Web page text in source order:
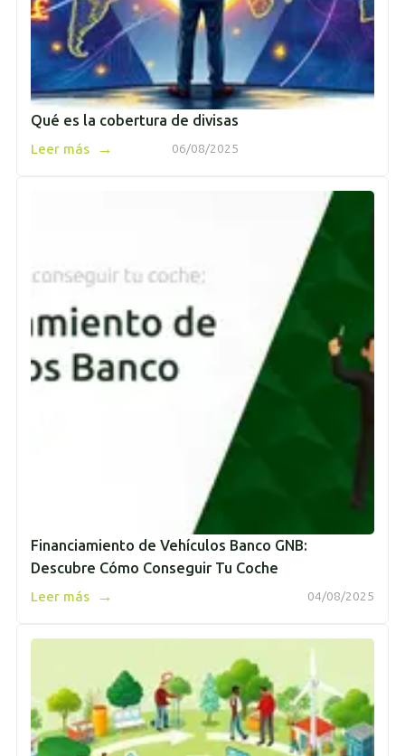
Qué es la cobertura de divisas
06/08/2025
Leer más →
Financiamiento de Vehículos Banco GNB:
Descubre Cómo Conseguir Tu Coche
04/08/2025
Leer más →